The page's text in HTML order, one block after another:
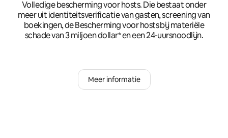
Volledige bescherming voor hosts. Die bestaat onder
meer uit identiteitsverificatie van gasten, screening van
boekingen, de Bescherming voor hosts bij materiële
schade van 3 miljoen dollar* en een 24-uursnoodlijn.
Meer informatie